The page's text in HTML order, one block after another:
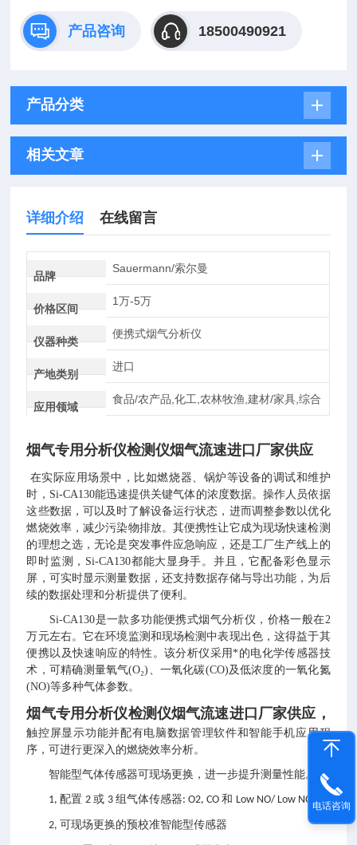
产品咨询 18500490921
产品分类
相关文章
详细介绍 在线留言
品牌
Sauermann/索尔曼
价格区间
1万-5万
仪器种类
便携式烟气分析仪
产地类别
进口
应用领域
食品/农产品,化工,农林牧渔,建材/家具,综合
烟气专用分析仪检测仪烟气流速进口厂家供应
在实际应用场景中，比如燃烧器、锅炉等设备的调试和维护
时，Si-CA130能迅速提供关键气体的浓度数据。操作人员依据
这些数据，可以及时了解设备运行状态，进而调整参数以优化
燃烧效率，减少污染物排放。其便携性让它成为现场快速检测
的理想之选，无论是突发事件应急响应，还是工厂生产线上的
即时监测，Si-CA130都能大显身手。并且，它配备彩色显示
屏，可实时显示测量数据，还支持数据存储与导出功能，为后
续的数据处理和分析提供了便利。
Si-CA130是一款多功能便携式烟气分析仪，价格一般在2
万元左右。它在环境监测和现场检测中表现出色，这得益于其
便携以及快速响应的特性。该分析仪采用*的电化学传感器技
术，可精确测量氧气(O₂)、一氧化碳(CO)及低浓度的一氧化氮
(NO)等多种气体参数。
烟气专用分析仪检测仪烟气流速进口厂家供应，
触控屏显示功能并配有电脑数据管理软件和智能手机应用程
序，可进行更深入的燃烧效率分析。
智能型气体传感器可现场更换，进一步提升测量性能。
1, 配置2或 3组气体传感器: O2, CO和 Low NO/ Low NOx
2, 可现场更换的预校准智能型传感器
电话咨询